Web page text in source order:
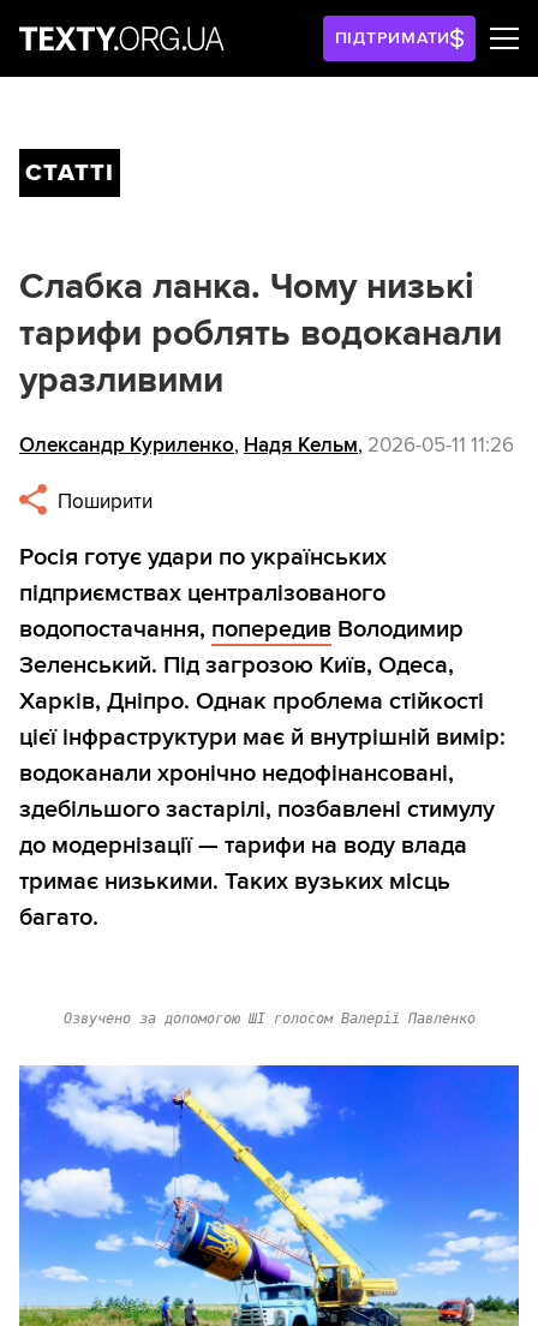
ПІДТРИМАТИ
СТАТТІ
Слабка ланка. Чому низькі
тарифи роблять водоканали
уразливими
Олександр Куриленко, Надя Кельм, 2026-05-11 11:26
Поширити
Росія готує удари по українських
підприємствах централізованого
водопостачання, попередив Володимир
Зеленський. Під загрозою Київ, Одеса,
Харків, Дніпро. Однак проблема стійкості
цієї інфраструктури має й внутрішній вимір:
водоканали хронічно недофінансовані,
здебільшого застарілі, позбавлені стимулу
до модернізації — тарифи на воду влада
тримає низькими. Таких вузьких місць
багато.
Озвучено за допомогою ШІ голосом Валерії Павленко